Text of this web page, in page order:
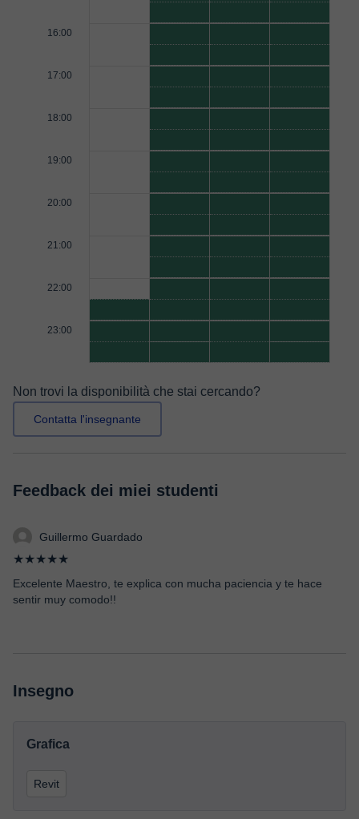
16:00
17:00
18:00
19:00
20:00
21:00
22:00
23:00
Non trovi la disponibilità che stai cercando?
Contatta l'insegnante
Feedback dei miei studenti
Guillermo Guardado
★★★★★
Excelente Maestro, te explica con mucha paciencia y te hace
sentir muy comodo!!
Insegno
Grafica
Revit